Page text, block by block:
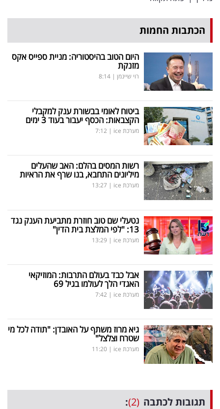
הכתבות החמות
היום הטוב בהיסטוריה: מניית ספייס אקס
מזנקת
רוי שיינמן |
8:14
ביטוח לאומי בבשורת ענק למקבלי
הקצבאות: הכסף יעבור בעוד 3 ימים
מערכת ice |
7:12
רשות המסים בהלם: האב שהעלים
מיליונים התחבא, בנו שרף את הראיות
מערכת ice |
13:27
נטעלי שם טוב חוזרת מתביעת הענק נגד
13: "לפי המלצת בית הדין"
מערכת ice |
13:29
אבל כבד בעולם התרבות: המוזיקאי
האגדי הלך לעולמו בגיל 69
מערכת ice |
7:42
גיא מרוז משתף על האובדן: "תודה לכל מי
שטרח וצלצל"
מערכת ice |
11:20
תגובות לכתבה (2)
: